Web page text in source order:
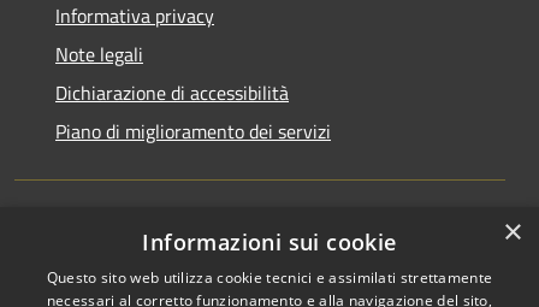
Informativa privacy
Note legali
Dichiarazione di accessibilità
Piano di miglioramento dei servizi
Accessibilità
Comune convenzionato
Astigov
×
Informazioni sui cookie
Questo sito web utilizza cookie tecnici e assimilati strettamente
necessari al corretto funzionamento e alla navigazione del sito,